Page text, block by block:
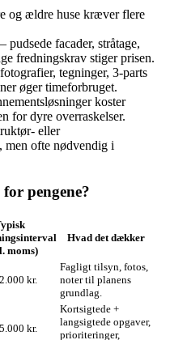
og ældre huse kræver flere
facader, stråtage,
fredningskrav stiger prisen.
tegninger, 3‑parts
øger timeforbruget.
koster
for dyre overraskelser.
eller
men ofte nødvendig i
pengene?
moms)
Hvad det dækker
kr.
Fagligt tilsyn, fotos,
noter til planens
grundlag.
kr.
Kortsigtede +
langsigtede opgaver,
prioriteringer,